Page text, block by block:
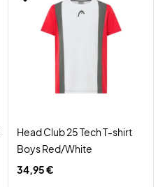
Head Club 25 Tech T-shirt
Boys Red/White
34,95 €